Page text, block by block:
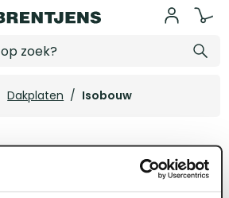
Dakplaten / Isobouw
Unidek